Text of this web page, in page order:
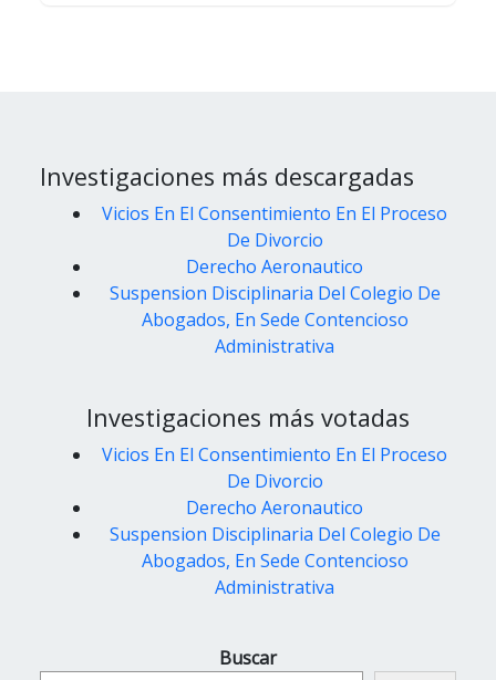
Investigaciones más descargadas
Vicios En El Consentimiento En El Proceso
De Divorcio
Derecho Aeronautico
Suspension Disciplinaria Del Colegio De
Abogados, En Sede Contencioso
Administrativa
Investigaciones más votadas
Vicios En El Consentimiento En El Proceso
De Divorcio
Derecho Aeronautico
Suspension Disciplinaria Del Colegio De
Abogados, En Sede Contencioso
Administrativa
Buscar